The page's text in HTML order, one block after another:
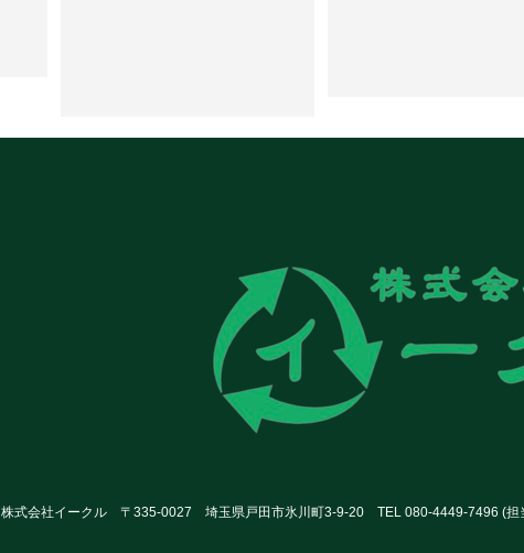
株式会社イークル 〒335-0027 埼玉県戸田市氷川町3-9-20 TEL 080-4449-7496 (